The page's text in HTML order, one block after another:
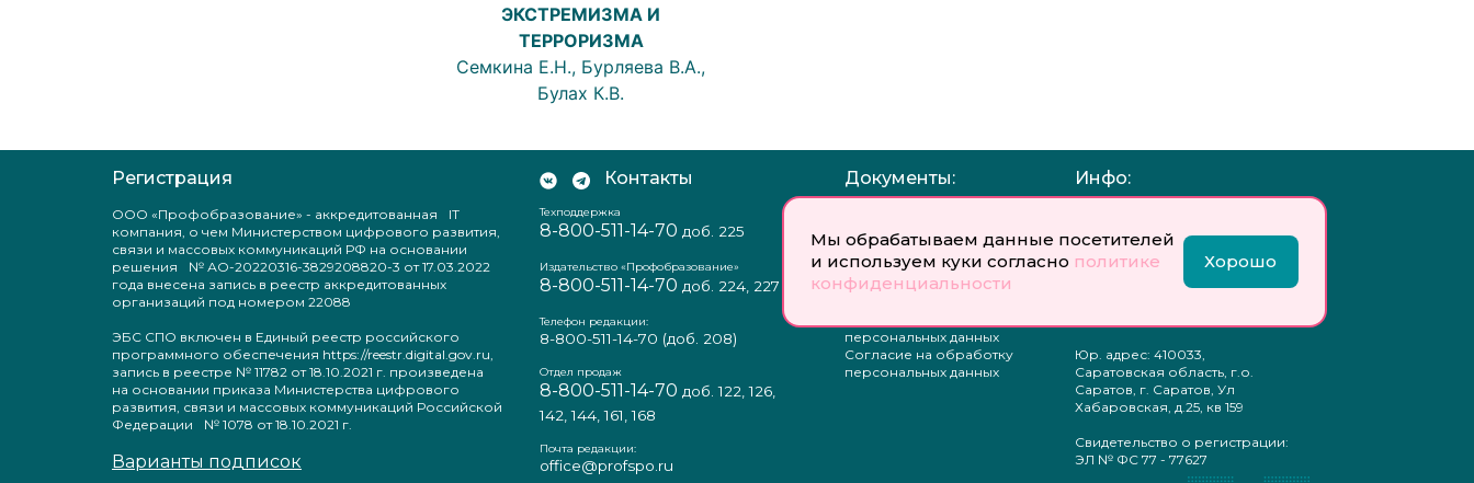
Мы обрабатываем данные посетителей
и используем куки согласно политике
конфиденциальности
Хорошо
ЭКСТРЕМИЗМА И
ТЕРРОРИЗМА
Семкина Е.Н., Бурляева В.А.,
Булах К.В.
Регистрация
ООО «Профобразование» - аккредитованная IT
компания, о чем Министерством цифрового развития,
связи и массовых коммуникаций РФ на основании
решения № АО-20220316-3829208820-3 от 17.03.2022
года внесена запись в реестр аккредитованных
организаций под номером 22088
ЭБС СПО включен в Единый реестр российского
программного обеспечения https://reestr.digital.gov.ru,
запись в реестре № 11782 от 18.10.2021 г. произведена
на основании приказа Министерства цифрового
развития, связи и массовых коммуникаций Российской
Федерации № 1078 от 18.10.2021 г.
Варианты подписок
Контакты
Техподдержка
8-800-511-14-70 доб. 225
Издательство «Профобразование»
8-800-511-14-70 доб. 224, 227
Телефон редакции:
8-800-511-14-70 (доб. 208)
Отдел продаж
8-800-511-14-70 доб. 122, 126,
142, 144, 161, 168
Почта редакции:
office@profspo.ru
Документы:
персональных данных
Пользовательское
соглашение
Политика
персональных данных
Согласие на обработку
персональных данных
Инфо:
ограниченной
ответственностью
«Профобразование»
Юр. адрес: 410033,
Саратовская область, г.о.
Саратов, г. Саратов, Ул
Хабаровская, д.25, кв 159
Свидетельство о регистрации:
ЭЛ № ФС 77 - 77627